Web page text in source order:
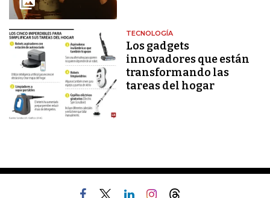
TECNOLOGÍA
Los gadgets
innovadores que están
transformando las
tareas del hogar